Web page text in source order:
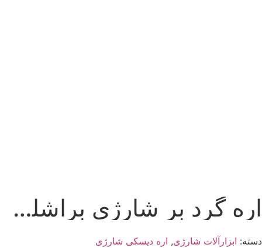
اره گرد بر شارژی براشلس اوزیتو استرالیا pxbcss-184
دسته: ابزارآلات شارژی, اره دیسکی شارژی